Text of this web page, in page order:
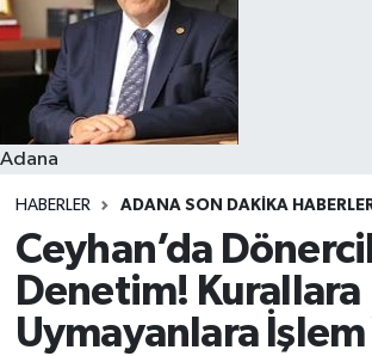
Adana
HABERLER ADANA SON DAKIKA
Ceyhan’da
Denetim! Kurallara
Uymayanlara İşlem
Resmi İlanlar